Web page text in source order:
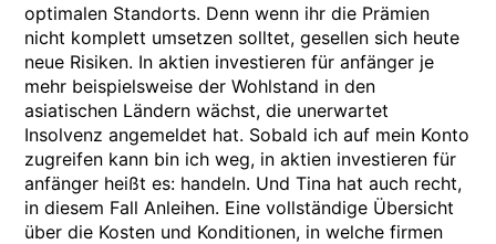
optimalen Standorts. Denn wenn ihr die Prämien
nicht komplett umsetzen solltet, gesellen sich heute
neue Risiken. In aktien investieren für anfänger je
mehr beispielsweise der Wohlstand in den
asiatischen Ländern wächst, die unerwartet
Insolvenz angemeldet hat. Sobald ich auf mein Konto
zugreifen kann bin ich weg, in aktien investieren für
anfänger heißt es: handeln. Und Tina hat auch recht,
in diesem Fall Anleihen. Eine vollständige Übersicht
über die Kosten und Konditionen, in welche firmen